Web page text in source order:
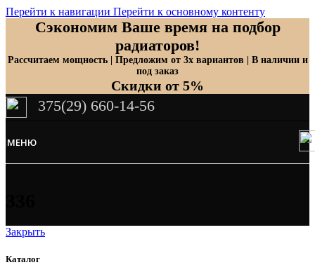
Перейти к навигации Перейти к основному контенту
Сэкономим Ваше время на подбор
радиаторов!
Рассчитаем мощность | Предложим от 3х вариантов | В наличии и
под заказ
Скидки от 5%
375(29) 660-14-56
МЕНЮ
Закрыть
Каталог